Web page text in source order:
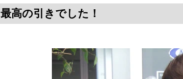
最高の引きでした！